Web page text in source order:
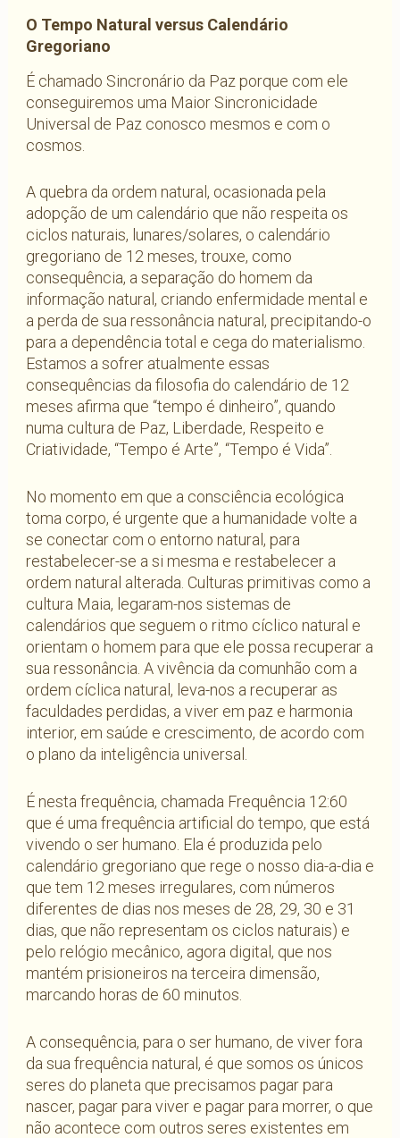
O Tempo Natural versus Calendário
Gregoriano
É chamado Sincronário da Paz porque com ele
conseguiremos uma Maior Sincronicidade
Universal de Paz conosco mesmos e com o
cosmos.
A quebra da ordem natural, ocasionada pela
adopção de um calendário que não respeita os
ciclos naturais, lunares/solares, o calendário
gregoriano de 12 meses, trouxe, como
consequência, a separação do homem da
informação natural, criando enfermidade mental e
a perda de sua ressonância natural, precipitando-o
para a dependência total e cega do materialismo.
Estamos a sofrer atualmente essas
consequências da filosofia do calendário de 12
meses afirma que “tempo é dinheiro”, quando
numa cultura de Paz, Liberdade, Respeito e
Criatividade, “Tempo é Arte”, “Tempo é Vida”.
No momento em que a consciência ecológica
toma corpo, é urgente que a humanidade volte a
se conectar com o entorno natural, para
restabelecer-se a si mesma e restabelecer a
ordem natural alterada. Culturas primitivas como a
cultura Maia, legaram-nos sistemas de
calendários que seguem o ritmo cíclico natural e
orientam o homem para que ele possa recuperar a
sua ressonância. A vivência da comunhão com a
ordem cíclica natural, leva-nos a recuperar as
faculdades perdidas, a viver em paz e harmonia
interior, em saúde e crescimento, de acordo com
o plano da inteligência universal.
É nesta frequência, chamada Frequência 12:60
que é uma frequência artificial do tempo, que está
vivendo o ser humano. Ela é produzida pelo
calendário gregoriano que rege o nosso dia-a-dia e
que tem 12 meses irregulares, com números
diferentes de dias nos meses de 28, 29, 30 e 31
dias, que não representam os ciclos naturais) e
pelo relógio mecânico, agora digital, que nos
mantém prisioneiros na terceira dimensão,
marcando horas de 60 minutos.
A consequência, para o ser humano, de viver fora
da sua frequência natural, é que somos os únicos
seres do planeta que precisamos pagar para
nascer, pagar para viver e pagar para morrer, o que
não acontece com outros seres existentes em